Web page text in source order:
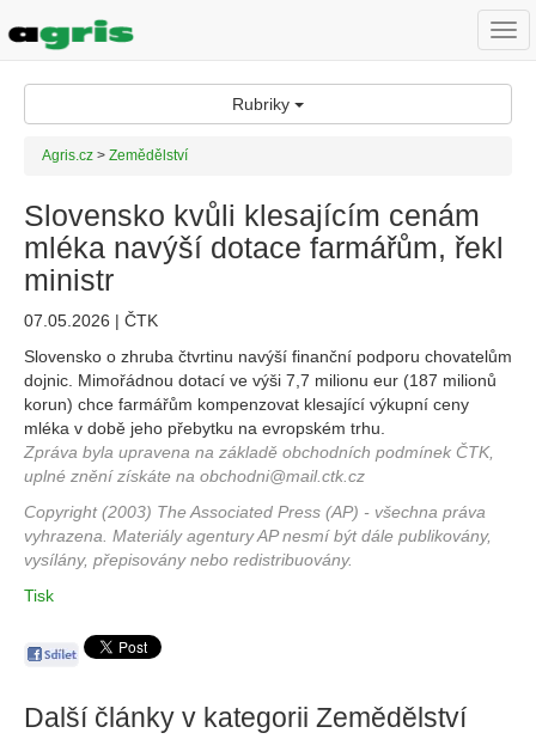
Rubriky
Agris.cz > Zemědělství
Slovensko kvůli klesajícím cenám
mléka navýší dotace farmářům, řekl
ministr
07.05.2026 | ČTK
Slovensko o zhruba čtvrtinu navýší finanční podporu chovatelům
dojnic. Mimořádnou dotací ve výši 7,7 milionu eur (187 milionů
korun) chce farmářům kompenzovat klesající výkupní ceny
mléka v době jeho přebytku na evropském trhu.
Zpráva byla upravena na základě obchodních podmínek ČTK,
uplné znění získáte na obchodni@mail.ctk.cz
Copyright (2003) The Associated Press (AP) - všechna práva
vyhrazena. Materiály agentury AP nesmí být dále publikovány,
vysílány, přepisovány nebo redistribuovány.
Tisk
Další články v kategorii Zemědělství